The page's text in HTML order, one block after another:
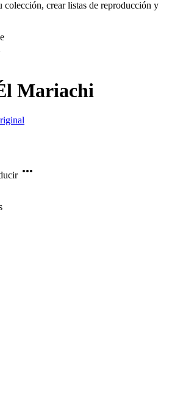
colección, crear listas de reproducción y
Mariachi